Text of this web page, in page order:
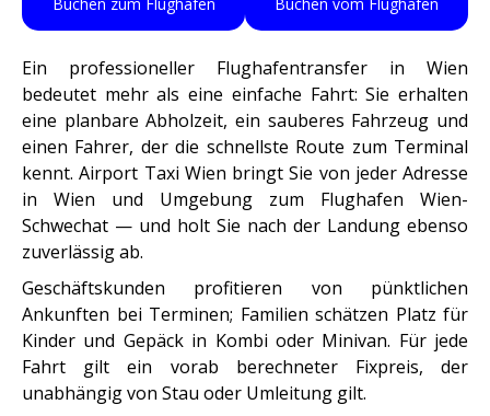
Ein professioneller Flughafentransfer in Wien
bedeutet mehr als eine einfache Fahrt: Sie erhalten
eine planbare Abholzeit, ein sauberes Fahrzeug und
einen Fahrer, der die schnellste Route zum Terminal
kennt. Airport Taxi Wien bringt Sie von jeder Adresse
in Wien und Umgebung zum Flughafen Wien-
Schwechat — und holt Sie nach der Landung ebenso
zuverlässig ab.
Geschäftskunden profitieren von pünktlichen
Ankunften bei Terminen; Familien schätzen Platz für
Kinder und Gepäck in Kombi oder Minivan. Für jede
Fahrt gilt ein vorab berechneter Fixpreis, der
unabhängig von Stau oder Umleitung gilt.